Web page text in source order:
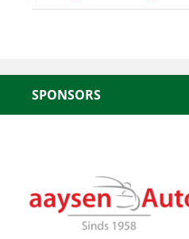
SPONSORS